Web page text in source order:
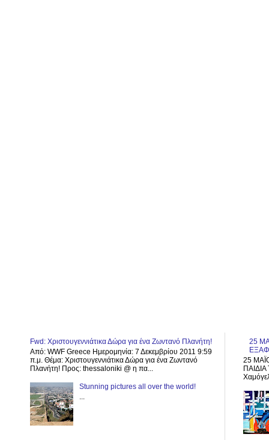
Fwd: Χριστουγεννιάτικα Δώρα για ένα Ζωντανό Πλανήτη!
Από: WWF Greece Ημερομηνία: 7 Δεκεμβρίου 2011 9:59
π.μ. Θέμα: Χριστουγεννιάτικα Δώρα για ένα Ζωντανό
Πλανήτη! Προς: thessaloniki @ η πα...
Stunning pictures all over the world!
25
25
ΠΑΙΔΙΑ